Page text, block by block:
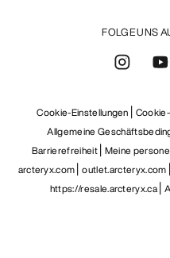
FOLGE UNS
Cookie-Einstellungen
Allgemeine
Barrierefreiheit Meine
arcteryx.com outlet.arcteryx.com
https://resale.arcteryx.ca